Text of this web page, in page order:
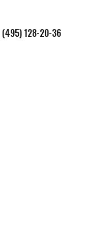
(495) 128-20-36